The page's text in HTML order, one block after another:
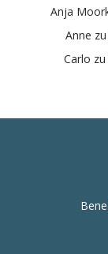
Anja
Anne zu
Carlo zu